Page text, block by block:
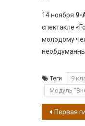
14 ноября 9-
спектакле
молодому
Теги 9
Модуль
Первая гимназия получила